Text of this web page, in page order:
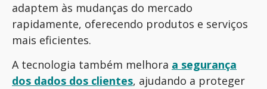
adaptem às mudanças do mercado
rapidamente, oferecendo produtos e serviços
mais eficientes.
A tecnologia também melhora a segurança
dos dados dos clientes, ajudando a proteger